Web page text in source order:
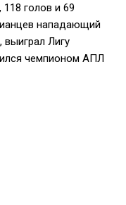
118 голов и 69
нападающий
выиграл Лигу
чемпионом АПЛ